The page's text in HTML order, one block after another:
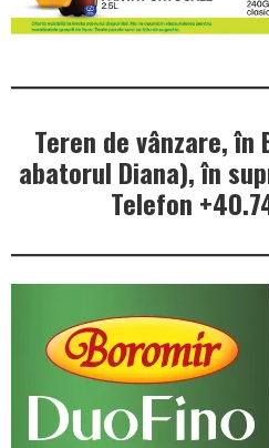
Teren de vânzare,
abatorul Diana), în
Telefon